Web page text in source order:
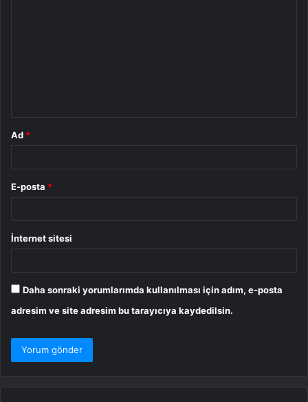
Ad *
E-posta *
İnternet sitesi
Daha sonraki yorumlarımda kullanılması için adım, e-posta
adresim ve site adresim bu tarayıcıya kaydedilsin.